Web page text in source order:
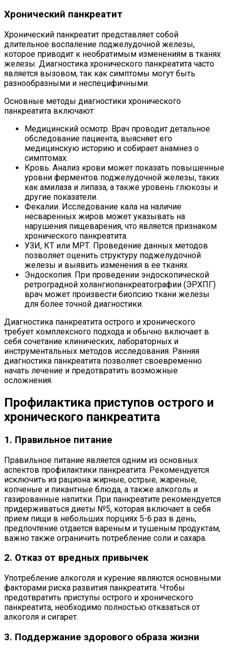
Хронический панкреатит
Хронический панкреатит представляет собой
длительное воспаление поджелудочной железы,
которое приводит к необратимым изменениям в тканях
железы. Диагностика хронического панкреатита часто
является вызовом, так как симптомы могут быть
разнообразными и неспецифичными.
Основные методы диагностики хронического
панкреатита включают:
Медицинский осмотр. Врач проводит детальное
обследование пациента, выясняет его
медицинскую историю и собирает анамнез о
симптомах.
Кровь. Анализ крови может показать повышенные
уровни ферментов поджелудочной железы, таких
как амилаза и липаза, а также уровень глюкозы и
другие показатели.
Фекалии. Исследование кала на наличие
несваренных жиров может указывать на
нарушения пищеварения, что является признаком
хронического панкреатита.
УЗИ, КТ или МРТ. Проведение данных методов
позволяет оценить структуру поджелудочной
железы и выявить изменения в ее тканях.
Эндоскопия. При проведении эндоскопической
ретроградной холангиопанкреатографии (ЭРХПГ)
врач может произвести биопсию ткани железы
для более точной диагностики.
Диагностика панкреатита острого и хронического
требует комплексного подхода и обычно включает в
себя сочетание клинических, лабораторных и
инструментальных методов исследования. Ранняя
диагностика панкреатита позволяет своевременно
начать лечение и предотвратить возможные
осложнения.
Профилактика приступов острого и
хронического панкреатита
1. Правильное питание
Правильное питание является одним из основных
аспектов профилактики панкреатита. Рекомендуется
исключить из рациона жирные, острые, жареные,
копченые и пикантные блюда, а также алкоголь и
газированные напитки. При панкреатите рекомендуется
придерживаться диеты №5, которая включает в себя
прием пищи в небольших порциях 5-6 раз в день,
предпочтение отдается вареным и тушеным продуктам,
важно также ограничить потребление соли и сахара.
2. Отказ от вредных привычек
Употребление алкоголя и курение являются основными
факторами риска развития панкреатита. Чтобы
предотвратить приступы острого и хронического
панкреатита, необходимо полностью отказаться от
алкоголя и сигарет.
3. Поддержание здорового образа жизни